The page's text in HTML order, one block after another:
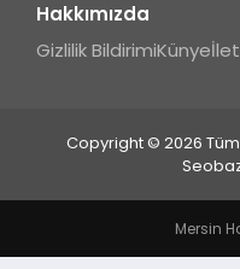
Hakkımızda
Gizlilik BildirimiKünye
Copyright © 2026 Tüm
Mersin